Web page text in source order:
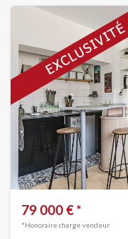
79 000 € *
*Honoraire charge vendeur